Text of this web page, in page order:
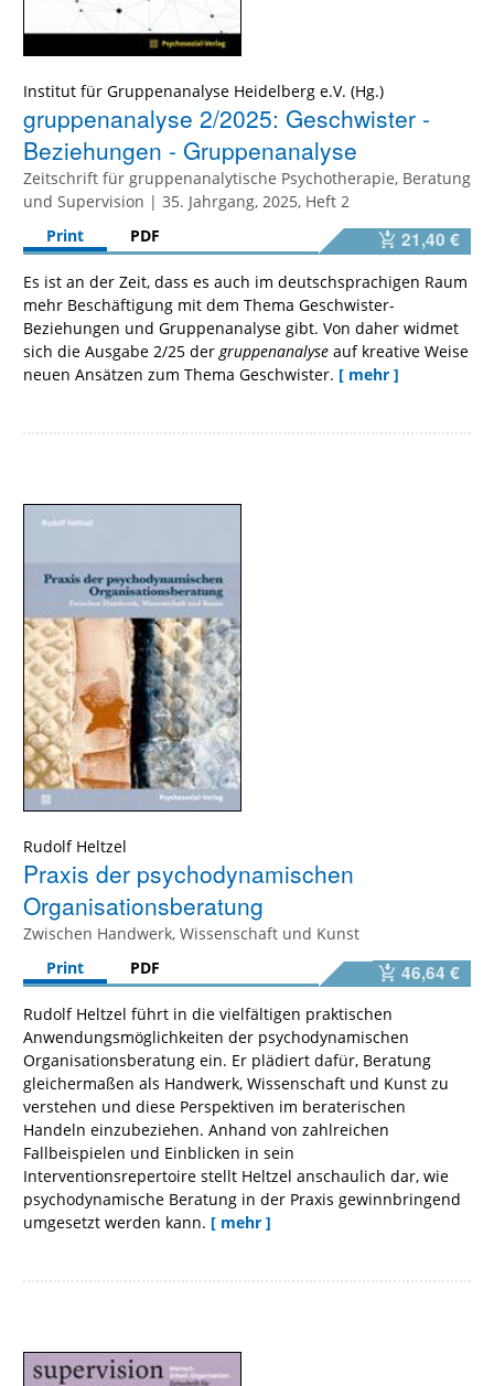
Institut für Gruppenanalyse Heidelberg e.V. (Hg.)
gruppenanalyse 2/2025: Geschwister -
Beziehungen - Gruppenanalyse
Zeitschrift für gruppenanalytische Psychotherapie, Beratung
und Supervision | 35. Jahrgang, 2025, Heft 2
Print
PDF 21,40 €
Es ist an der Zeit, dass es auch im deutschsprachigen Raum
mehr Beschäftigung mit dem Thema Geschwister-
Beziehungen und Gruppenanalyse gibt. Von daher widmet
sich die Ausgabe 2/25 der gruppenanalyse auf kreative Weise
neuen Ansätzen zum Thema Geschwister. [ mehr ]
Rudolf Heltzel
Praxis der psychodynamischen
Organisationsberatung
Zwischen Handwerk, Wissenschaft und Kunst
Print
PDF 46,64 €
Rudolf Heltzel führt in die vielfältigen praktischen
Anwendungsmöglichkeiten der psychodynamischen
Organisationsberatung ein. Er plädiert dafür, Beratung
gleichermaßen als Handwerk, Wissenschaft und Kunst zu
verstehen und diese Perspektiven im beraterischen
Handeln einzubeziehen. Anhand von zahlreichen
Fallbeispielen und Einblicken in sein
Interventionsrepertoire stellt Heltzel anschaulich dar, wie
psychodynamische Beratung in der Praxis gewinnbringend
umgesetzt werden kann. [ mehr ]